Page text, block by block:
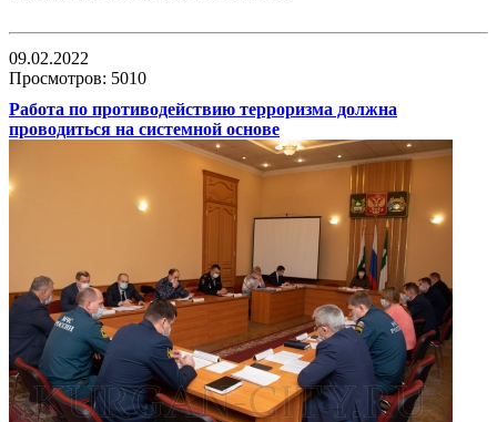
09.02.2022
Просмотров: 5010
Работа по противодействию терроризма должна
проводиться на системной основе